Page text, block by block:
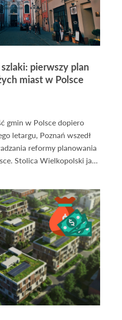
pierwszy plan
miast w Polsce
gmin w Polsce dopiero
letargu, Poznań wszedł
reformy planowania
Stolica Wielkopolski jako
Polsce uchwaliła Plan
i staje się nową
Dlaczego to
dla każdego, kto
Jak wpłynie to na ceny
Zabudowy (WZ) i